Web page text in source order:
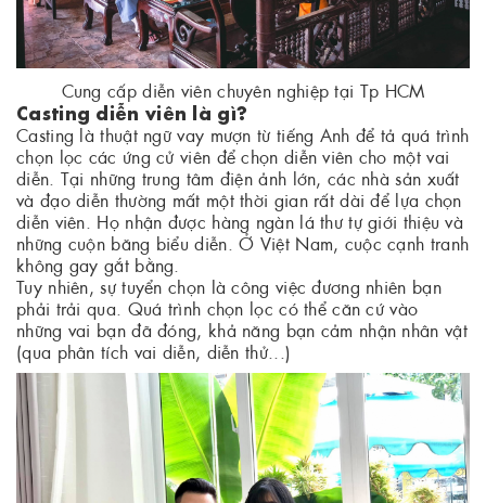
Cung cấp diễn viên chuyên nghiệp tại Tp HCM
Casting diễn viên là gì?
Casting là thuật ngữ vay mượn từ tiếng Anh để tả quá trình
chọn lọc các ứng cử viên để chọn diễn viên cho một vai
diễn. Tại những trung tâm điện ảnh lớn, các nhà sản xuất
và đạo diễn thường mất một thời gian rất dài để lựa chọn
diễn viên. Họ nhận được hàng ngàn lá thư tự giới thiệu và
những cuộn băng biểu diễn. Ở Việt Nam, cuộc cạnh tranh
không gay gắt bằng.
Tuy nhiên, sự tuyển chọn là công việc đương nhiên bạn
phải trải qua. Quá trình chọn lọc có thể căn cứ vào
những vai bạn đã đóng, khả năng bạn cảm nhận nhân vật
(qua phân tích vai diễn, diễn thử...)